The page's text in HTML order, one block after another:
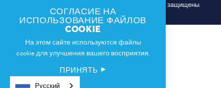
© 2026 Спортивная комиссия Далласа. Все права защищены.
СОГЛАСИЕ НА
ИСПОЛЬЗОВАНИЕ ФАЙЛОВ
COOKIE
На этом сайте используются файлы
cookie для улучшения вашего восприятия.
ПРИНЯТЬ
Русский